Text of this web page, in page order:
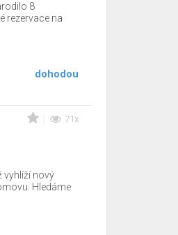
8
rezervace na
dohodou
71x
vyhlíží nový
Hledáme